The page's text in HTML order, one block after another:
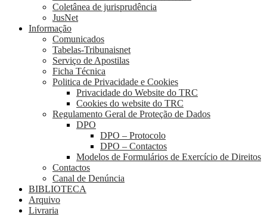
Coletânea de jurisprudência
JusNet
Informação
Comunicados
Tabelas-Tribunaisnet
Serviço de Apostilas
Ficha Técnica
Politica de Privacidade e Cookies
Privacidade do Website do TRC
Cookies do website do TRC
Regulamento Geral de Proteção de Dados
DPO
DPO – Protocolo
DPO – Contactos
Modelos de Formulários de Exercício de Direitos
Contactos
Canal de Denúncia
BIBLIOTECA
Arquivo
Livraria